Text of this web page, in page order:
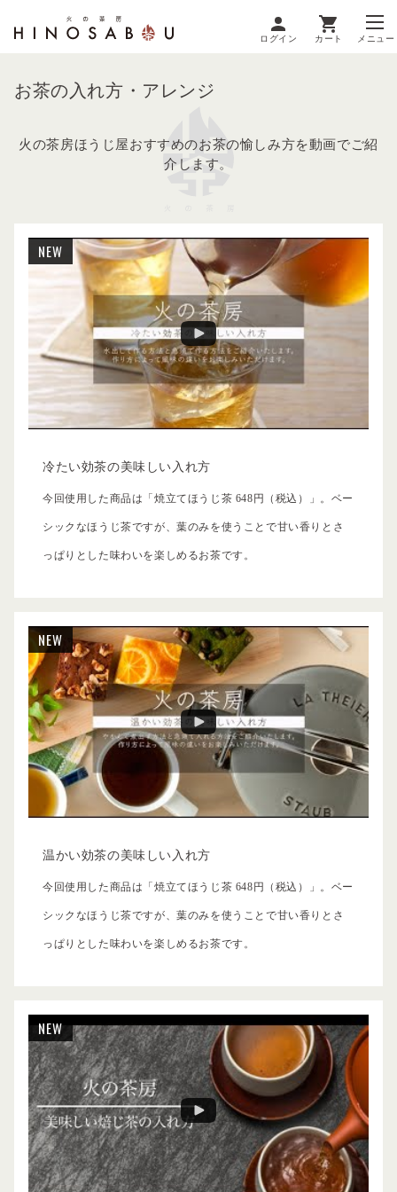
ログイン カート メニュー
お茶の入れ方・アレンジ
火の茶房ほうじ屋おすすめのお茶の愉しみ方を動画でご紹
介します。
NEW
冷たい効茶の美味しい入れ方
今回使用した商品は「焼立てほうじ茶 648円（税込）」。ベー
シックなほうじ茶ですが、葉のみを使うことで甘い香りとさ
っぱりとした味わいを楽しめるお茶です。
NEW
温かい効茶の美味しい入れ方
今回使用した商品は「焼立てほうじ茶 648円（税込）」。ベー
シックなほうじ茶ですが、葉のみを使うことで甘い香りとさ
っぱりとした味わいを楽しめるお茶です。
NEW